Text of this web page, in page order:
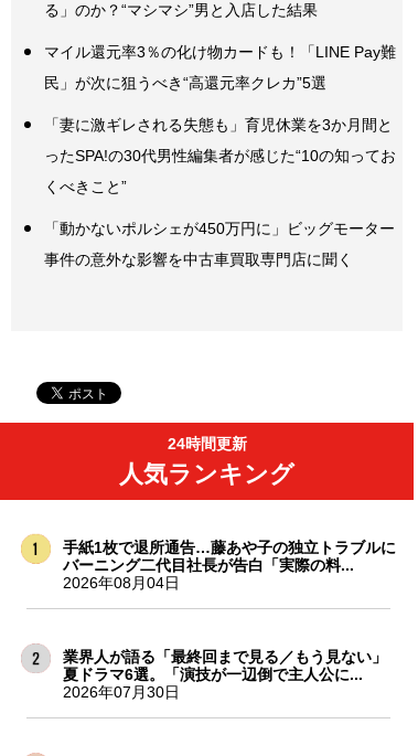
る」のか？“マシマシ”男と入店した結果
マイル還元率3％の化け物カードも！「LINE Pay難
民」が次に狙うべき“高還元率クレカ”5選
「妻に激ギレされる失態も」育児休業を3か月間と
ったSPA!の30代男性編集者が感じた“10の知ってお
くべきこと”
「動かないポルシェが450万円に」ビッグモーター
事件の意外な影響を中古車買取専門店に聞く
24時間更新
人気ランキング
手紙1枚で退所通告…藤あや子の独立トラブルに
バーニング二代目社長が告白「実際の料...
2026年08月04日
業界人が語る「最終回まで見る／もう見ない」
夏ドラマ6選。「演技が一辺倒で主人公に...
2026年07月30日